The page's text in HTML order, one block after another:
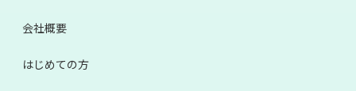
会社概要
はじめての方